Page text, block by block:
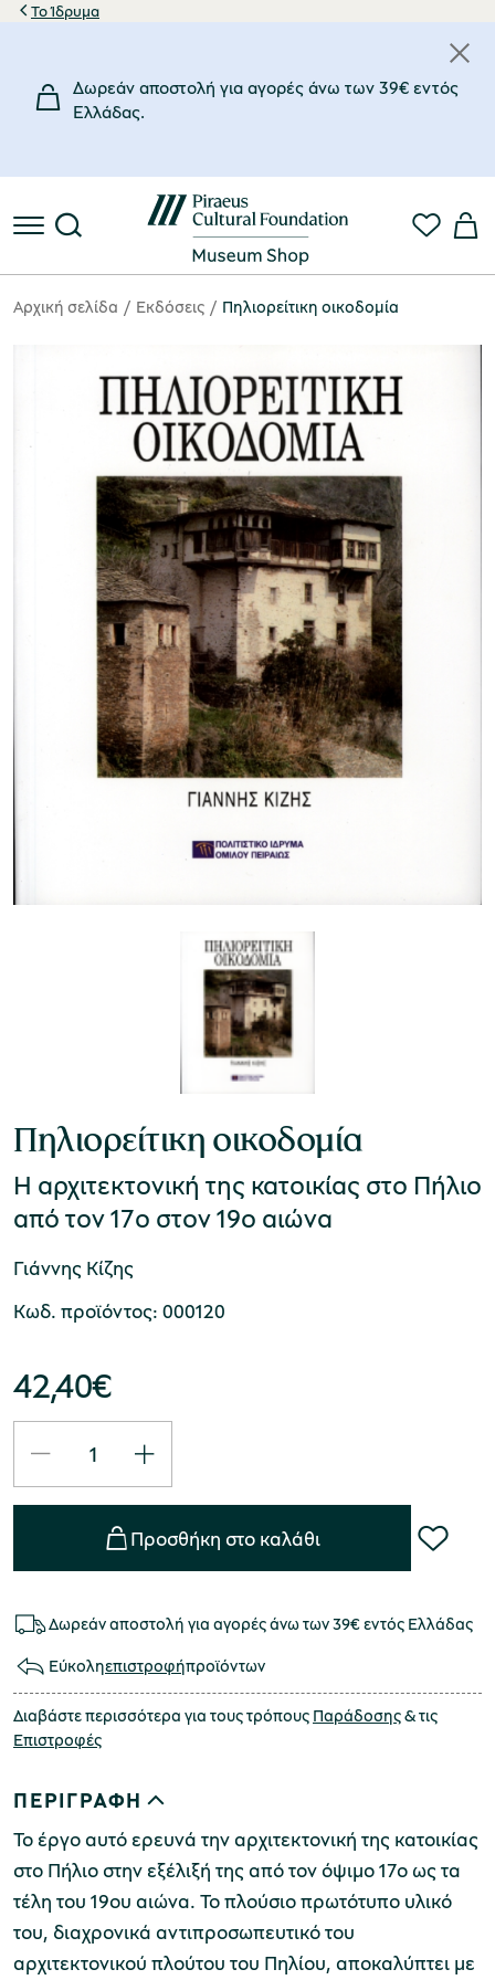
Το Ίδρυμα
Δωρεάν αποστολή για αγορές άνω των 39€ εντός
Eλλάδας.
Αρχική σελίδα Eκδόσεις Πηλιορείτικη οικοδομία
Πηλιορείτικη οικοδομία
Η αρχιτεκτονική της κατοικίας στο Πήλιο
από τον 17ο στον 19ο αιώνα
Γιάννης Κίζης
Κωδ. προϊόντος: 000120
42,40€
Προσθήκη στο καλάθι
Δωρεάν αποστολή για αγορές άνω των 39€ εντός Ελλάδας
Εύκοληεπιστροφήπροϊόντων
Διαβάστε περισσότερα για τους τρόπους Παράδοσης& τις
Επιστροφές
ΠΕΡΙΓΡΑΦΗ
Το έργο αυτό ερευνά την αρχιτεκτονική της κατοικίας
στο Πήλιο στην εξέλιξή της από τον όψιμο 17ο ως τα
τέλη του 19ου αιώνα. Το πλούσιο πρωτότυπο υλικό
του, διαχρονικά αντιπροσωπευτικό του
αρχιτεκτονικού πλούτου του Πηλίου, αποκαλύπτει με